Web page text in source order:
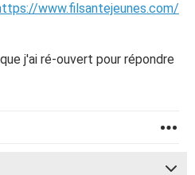
www.filsantejeunes.com/
j'ai ré-ouvert pour répondre